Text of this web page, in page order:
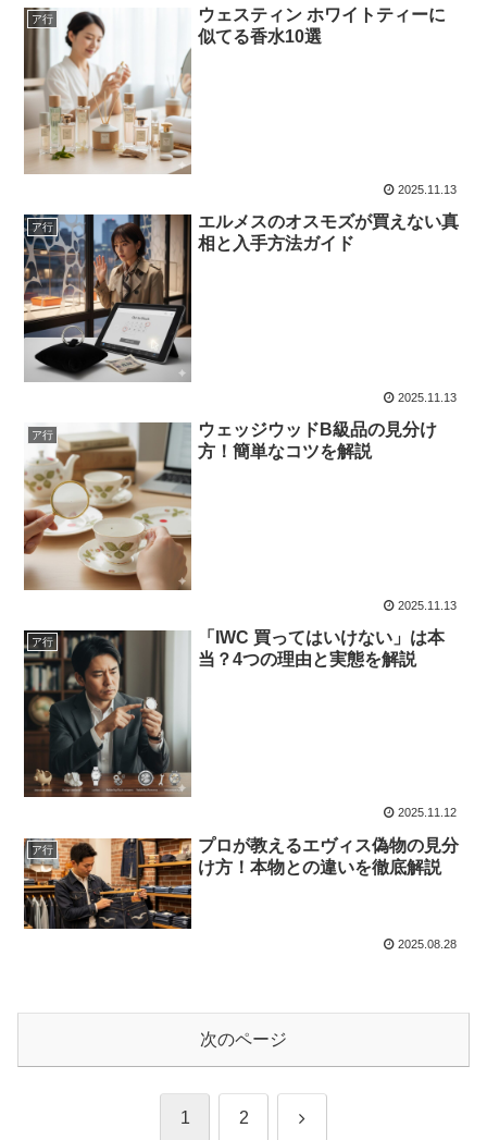
ア行
ウェスティン ホワイトティーに
似てる香水10選
2025.11.13
ア行
エルメスのオスモズが買えない真
相と入手方法ガイド
2025.11.13
ア行
ウェッジウッドB級品の見分け
方！簡単なコツを解説
2025.11.13
ア行
「IWC 買ってはいけない」は本
当？4つの理由と実態を解説
2025.11.12
ア行
プロが教えるエヴィス偽物の見分
け方！本物との違いを徹底解説
2025.08.28
次のページ
1 2 次